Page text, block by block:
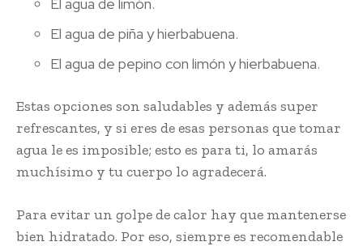
El agua de piña y hierbabuena.
El agua de pepino con limón y hierbabuena.
Estas opciones son saludables y además super
refrescantes, y si eres de esas personas que tomar
agua le es imposible; esto es para ti, lo amarás
muchísimo y tu cuerpo lo agradecerá.
Para evitar un golpe de calor hay que mantenerse
bien hidratado. Por eso, siempre es recomendable